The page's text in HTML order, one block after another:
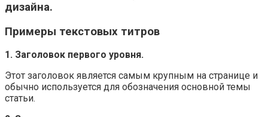
дизайна.
Примеры текстовых титров
1. Заголовок первого уровня.
Этот заголовок является самым крупным на странице и
обычно используется для обозначения основной темы
статьи.